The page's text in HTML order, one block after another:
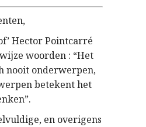
Hector Pointcarré
woorden : “Het
nooit onderwerpen,
betekent het
en overigens